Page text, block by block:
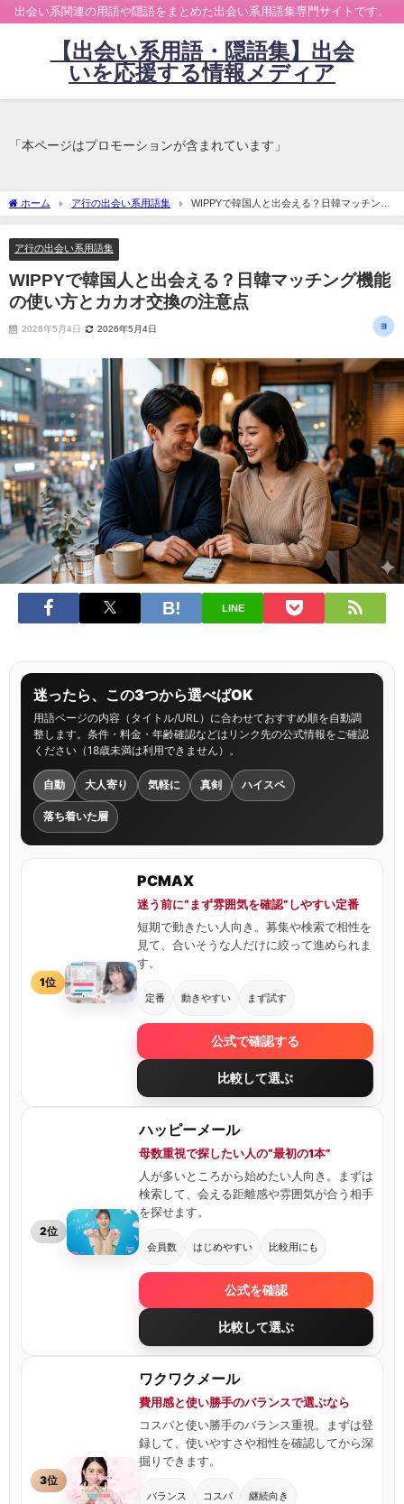
出会い系関連の用語や隠語をまとめた出会い系用語集専門サイトです。
【出会い系用語・隠語集】出会
いを応援する情報メディア
「本ページはプロモーションが含まれています」
ホーム ア行の出会い系用語集
WIPPYで韓国人と出会える？日韓マッチング
機能の使い方とカカオ交換の注意点
ア行の出会い系用語集
WIPPYで韓国人と出会える？日韓マッチング機能
の使い方とカカオ交換の注意点
2026年5月4日 2026年5月4日
LINE
迷ったら、この3つから選べばOK
用語ページの内容（タイトル/URL）に合わせておすすめ順を自動調
整します。条件・料金・年齢確認などはリンク先の公式情報をご確認
ください（18歳未満は利用できません）。
自動 大人寄り 気軽に 真剣 ハイスペ
落ち着いた層
1位
PCMAX
迷う前に“まず雰囲気を確認”しやすい定番
短期で動きたい人向き。募集や検索で相性を
見て、合いそうな人だけに絞って進められま
す。
定番 動きやすい まず試す
公式で確認する
比較して選ぶ
2位
ハッピーメール
母数重視で探したい人の“最初の1本”
人が多いところから始めたい人向き。まずは
検索して、会える距離感や雰囲気が合う相手
を探せます。
会員数 はじめやすい 比較用にも
公式を確認
比較して選ぶ
3位
ワクワクメール
費用感と使い勝手のバランスで選ぶなら
コスパと使い勝手のバランス重視。まずは登
録して、使いやすさや相性を確認してから深
掘りできます。
バランス コスパ 継続向き